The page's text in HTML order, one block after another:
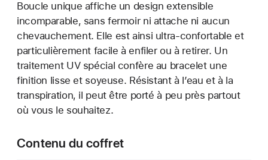
Boucle unique affiche un design extensible
incomparable, sans fermoir ni attache ni aucun
chevauchement. Elle est ainsi ultra-confortable et
particulièrement facile à enfiler ou à retirer. Un
traitement UV spécial confère au bracelet une
finition lisse et soyeuse. Résistant à l’eau et à la
transpiration, il peut être porté à peu près partout
où vous le souhaitez.
Contenu du coffret